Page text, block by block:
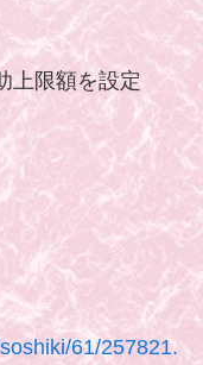
上限額を設定
61/257821.